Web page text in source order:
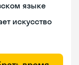
языке
искусство